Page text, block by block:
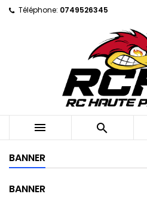
Téléphone: 0749526345
 
BANNER
BANNER